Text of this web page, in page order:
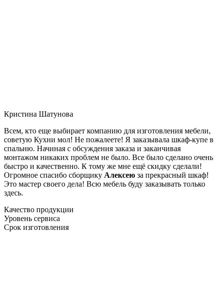
Кристина Шатунова
Всем, кто еще выбирает компанию для изготовления мебели,
советую Кухни мол! Не пожалеете! Я заказывала шкаф-купе в
спальню. Начиная с обсуждения заказа и заканчивая
монтажом никаких проблем не было. Все было сделано очень
быстро и качественно. К тому же мне ещё скидку сделали!
Огромное спасибо сборщику Алексею за прекрасный шкаф!
Это мастер своего дела! Всю мебель буду заказывать только
здесь.
Качество продукции
Уровень сервиса
Срок изготовления